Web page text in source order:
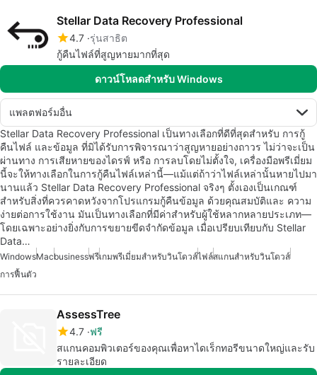
Stellar Data Recovery Professional
4.7 รุ่นสาธิต
กู้คืนไฟล์ที่สูญหายมากที่สุด
ดาวน์โหลดสำหรับ Windows
แพลตฟอร์มอื่น
Stellar Data Recovery Professional เป็นทางเลือกที่ดีที่สุดสำหรับ การกู้
คืนไฟล์ และข้อมูล ที่มิได้รับการพิจารณาว่าสูญหายอย่างถาวร ไม่ว่าจะเป็น
ผ่านทาง การเสียหายของไดรฟ์ หรือ การลบโดยไม่ตั้งใจ, เครื่องมือพรีเมี่ยม
นี้จะให้ทางเลือกในการกู้คืนไฟล์เหล่านี้—แม้แต่ถ้าว่าไฟล์เหล่านั้นหายไปมา
นานแล้ว Stellar Data Recovery Professional จริงๆ ตั้งเองเป็นเกณฑ์
สำหรับสิ่งที่ควรคาดหวังจากโปรแกรมกู้คืนข้อมูล ด้วยคุณสมบัติและ ความ
ง่ายต่อการใช้งาน มันเป็นทางเลือกที่มีค่าสำหรับผู้ใช้หลากหลายประเภท—
โดยเฉพาะอย่างยิ่งกับการขยายขีดจำกัดข้อมูล เมื่อเปรียบเทียบกับ Stellar
Data…
WindowsMacbusinessฟรีเกมพรีเมี่ยมสำหรับวินโดวส์ไฟล์สแกนสำหรับวินโดวส์
การฟื้นตัว
AssessTree
4.7 ฟรี
สแกนคอมพิวเตอร์ของคุณเพื่อหาไดเร็กทอรีขนาดใหญ่และรับ
รายละเอียด